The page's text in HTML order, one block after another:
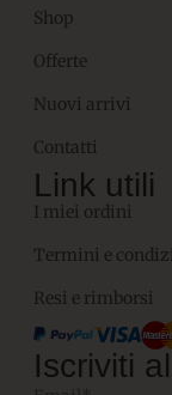
Shop
Offerte
Nuovi arrivi
Contatti
Link utili
I miei ordini
Termini e
Resi e rimborsi
Iscriviti